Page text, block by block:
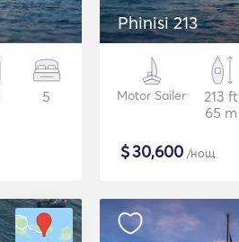
5
Phinisi 213
Motor Sailer
213 ft
65 m
$30,600 /нощ